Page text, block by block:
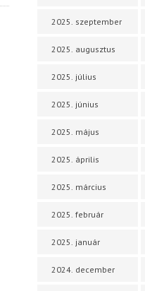
2025. szeptember
2025. augusztus
2025. július
2025. június
2025. május
2025. április
2025. március
2025. február
2025. január
2024. december